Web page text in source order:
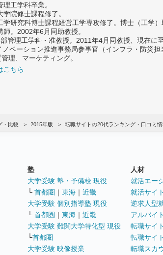
工学科卒業。
院修士課程修了。
研究科博士課程経営工学専攻修了。博士（工学）
。2002年6月同助教授。
管理工学科・准教授。2011年4月同教授、現在に至
ベーション推進事務局参事官（インフラ・防災担
理、マーケティング。
こちら
・比較 2015年版 転職サイトの20代ランキング・口コミ情
塾
大学受験 塾・予備校 現役
└ 首都圏 ｜ 東海 ｜ 近畿
大学受験 個別指導塾 現役
└ 首都圏 ｜ 東海 ｜ 近畿
大学受験 難関大学特化型 現役
└首都圏
大学受験 映像授業
人材
就活エー
就活サイト
逆求人型
アルバイ
転職サイト
転職サイ
転職スカ